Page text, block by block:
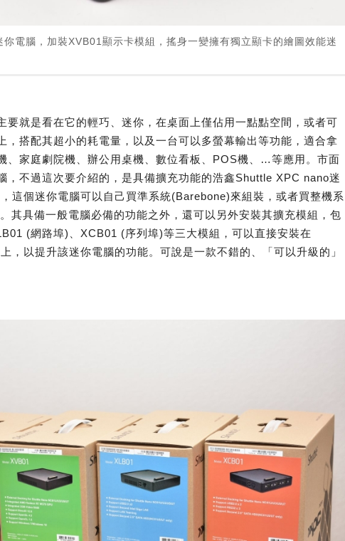
電腦，加裝XVB01顯示卡模組，搖身一變擁有獨立顯卡的繪圖效能迷
要就是看在它的輕巧、迷你，在桌面上僅佔用一點點空間，或者可
，搭配其超小的耗電量，以及一台可以多螢幕輸出等功能，適合拿
、家庭劇院機、辦公用桌機、數位看板、POS機、…等應用。市面
，不過這次要介紹的，是具備擴充功能的浩鑫Shuttle XPC nano迷
這個迷你電腦可以自己買準系統(Barebone)來組裝，或者買整機系
其具備一般電腦必備的功能之外，還可以另外安裝其擴充模組，包
(網路埠)、XCB01 (序列埠)等三大模組，可以直接安裝在
，以提升該迷你電腦的功能。可說是一款不錯的、「可以升級的」